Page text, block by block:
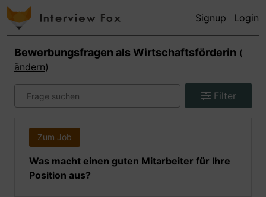
Signup Login
Bewerbungsfragen alsWirtschaftsförderin (
ändern)
Filter
Zum Job
Was macht einen guten Mitarbeiter für Ihre
Position aus?